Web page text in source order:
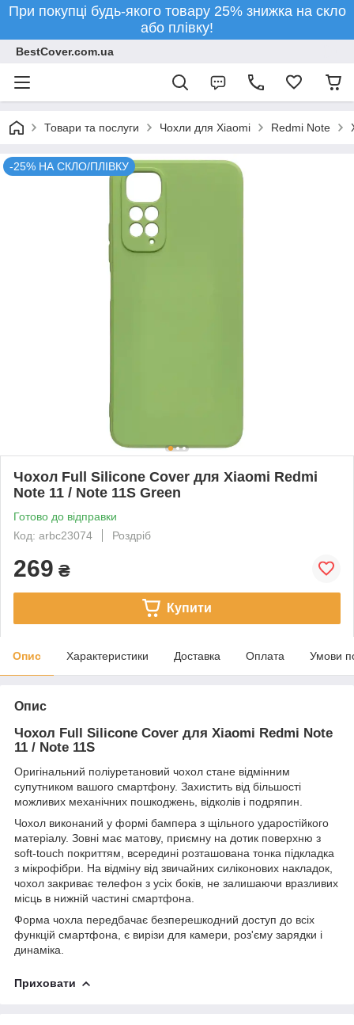
При покупці будь-якого товару 25% знижка на скло
або плівку!
BestCover.com.ua
Товари та послуги Чохли для Xiaomi Redmi Note
-25% НА СКЛО/ПЛІВКУ
Чохол Full Silicone Cover для Xiaomi Redmi
Note 11 / Note 11S Green
Готово до відправки
Код: arbc23074
Роздріб
269 ₴
Купити
Опис Характеристики Доставка Оплата Умови
Опис
Чохол Full Silicone Cover для Xiaomi Redmi Note
11 / Note 11S
Оригінальний поліуретановий чохол стане відмінним
супутником вашого смартфону. Захистить від більшості
можливих механічних пошкоджень, відколів і подряпин.
Чохол виконаний у формі бампера з щільного ударостійкого
матеріалу. Зовні має матову, приємну на дотик поверхню з
soft-touch покриттям, всередині розташована тонка підкладка
з мікрофібри. На відміну від звичайних силіконових накладок,
чохол закриває телефон з усіх боків, не залишаючи вразливих
місць в нижній частині смартфона.
Форма чохла передбачає безперешкодний доступ до всіх
функцій смартфона, є вирізи для камери, роз'єму зарядки і
динаміка.
Приховати